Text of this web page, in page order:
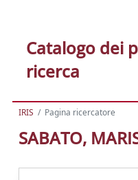
Catalogo dei
ricerca
IRIS Pagina ricercatore
SABATO,